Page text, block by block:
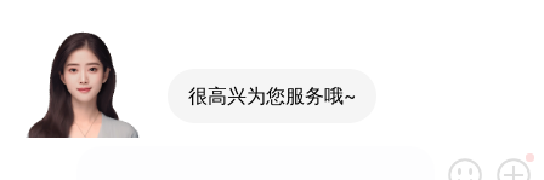
很高兴为您服务哦~